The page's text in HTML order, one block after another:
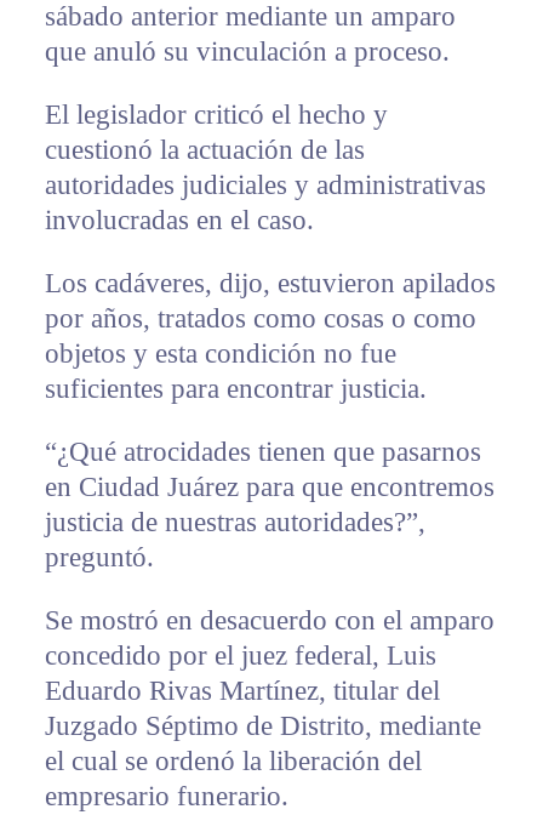
sábado anterior mediante un amparo
que anuló su vinculación a proceso.
El legislador criticó el hecho y
cuestionó la actuación de las
autoridades judiciales y administrativas
involucradas en el caso.
Los cadáveres, dijo, estuvieron apilados
por años, tratados como cosas o como
objetos y esta condición no fue
suficientes para encontrar justicia.
“¿Qué atrocidades tienen que pasarnos
en Ciudad Juárez para que encontremos
justicia de nuestras autoridades?”,
preguntó.
Se mostró en desacuerdo con el amparo
concedido por el juez federal, Luis
Eduardo Rivas Martínez, titular del
Juzgado Séptimo de Distrito, mediante
el cual se ordenó la liberación del
empresario funerario.